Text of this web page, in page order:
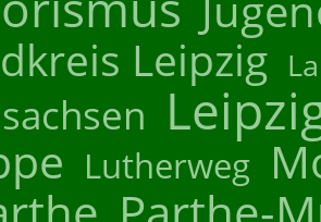
Leipzig
Lutherweg